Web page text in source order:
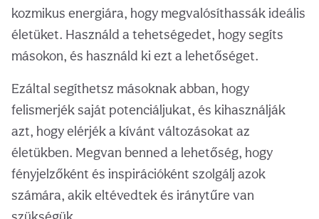
kozmikus energiára, hogy megvalósíthassák ideális
életüket. Használd a tehetségedet, hogy segíts
másokon, és használd ki ezt a lehetőséget.
Ezáltal segíthetsz másoknak abban, hogy
felismerjék saját potenciáljukat, és kihasználják
azt, hogy elérjék a kívánt változásokat az
életükben. Megvan benned a lehetőség, hogy
fényjelzőként és inspirációként szolgálj azok
számára, akik eltévedtek és iránytűre van